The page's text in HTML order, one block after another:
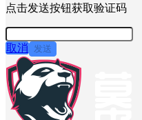
点击发送按钮获取验证码
取消 发送